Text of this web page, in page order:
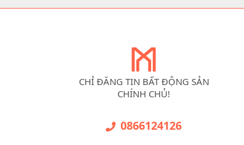
CHỈ ĐĂNG TIN BẤT ĐỘNG SẢN
CHÍNH CHỦ!
0866124126